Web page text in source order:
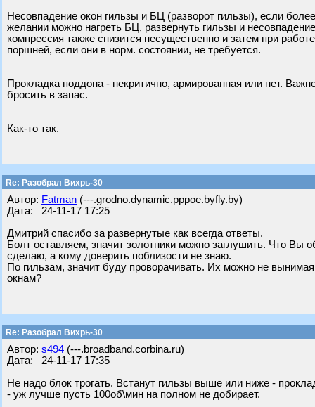
Несовпадение окон гильзы и БЦ (разворот гильзы), если
желании можно нагреть БЦ, развернуть гильзы и
компрессия также снизится несущественно и затем при
поршней, если они в норм. состоянии, не требуется.
Прокладка поддона - некритично, армированная или нет.
бросить в запас.
Как-то так.
Re: Разобрал Вихрь-30
Автор: Fatman (---.grodno.dynamic.pppoe.byfly.by)
Дата: 24-11-17 17:25
Дмитрий спасибо за развернутые как всегда ответы.
Болт оставляем, значит золотники можно заглушить. Что
сделаю, а кому доверить поблизости не знаю.
По гильзам, значит буду проворачивать. Их можно не
окнам?
Re: Разобрал Вихрь-30
Автор: s494 (---.broadband.corbina.ru)
Дата: 24-11-17 17:35
Не надо блок трогать. Встанут гильзы выше или ниже -
- уж лучше пусть 100об\мин на полном не добирает.